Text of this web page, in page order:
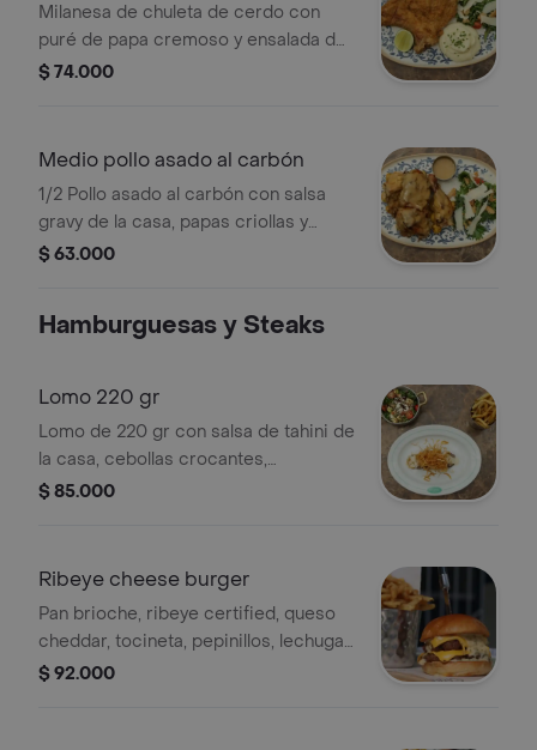
Milanesa de chuleta de cerdo con
puré de papa cremoso y ensalada de
la casa.
$ 74.000
Medio pollo asado al carbón
1/2 Pollo asado al carbón con salsa
gravy de la casa, papas criollas y
ensalada del día.
$ 63.000
Hamburguesas y Steaks
Lomo 220 gr
Lomo de 220 gr con salsa de tahini de
la casa, cebollas crocantes,
acompañado de papas a la francesa y
$ 85.000
Ribeye cheese burger
Pan brioche, ribeye certified, queso
cheddar, tocineta, pepinillos, lechuga
y tomate. acompañada de papas a la
$ 92.000